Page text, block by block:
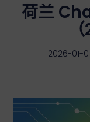
荷兰
2026-01-